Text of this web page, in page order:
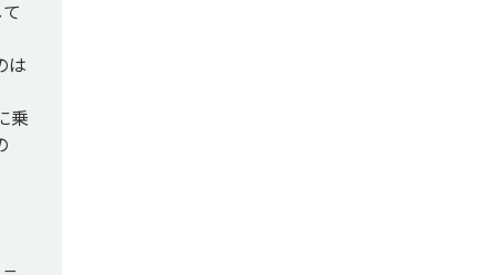
は
乗